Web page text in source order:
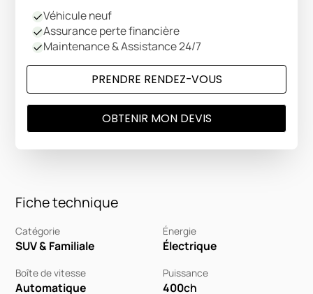
Fiche technique
Catégorie
SUV & Familiale
Énergie
Électrique
Boîte de vitesse
Automatique
Puissance
400ch
Véhicule neuf
Assurance perte financière
Maintenance & Assistance 24/7
PRENDRE RENDEZ-VOUS
OBTENIR MON DEVIS